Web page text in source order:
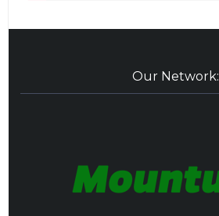
Our Network: